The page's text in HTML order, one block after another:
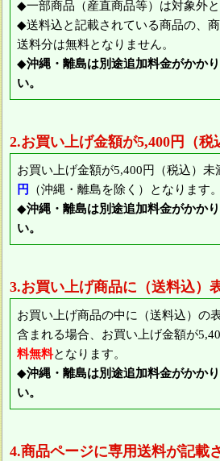
◆一部商品（産直商品等）は対象外
◆送料込と記載されている商品の、
送料分は無料となりません。
◆沖縄・離島は別途追加料金がかか
い。
2.お買い上げ金額が5,400円（税
お買い上げ金額が5,400円（税込）未
円
（沖縄・離島を除く）となります。
◆沖縄・離島は別途追加料金がかか
い。
3.お買い上げ商品に（送料込）
お買い上げ商品の中に（送料込）の
含まれる場合、お買い上げ金額が
料無料となります。
◆沖縄・離島は別途追加料金がかか
い。
4.商品ページに専用送料が記載